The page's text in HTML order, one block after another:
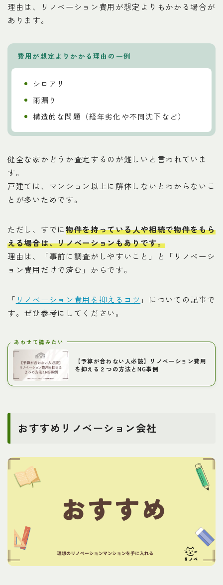
理由は、リノベーション費用が想定よりもかかる場合が
あります。
費用が想定よりかかる理由の一例
シロアリ
雨漏り
構造的な問題（経年劣化や不同沈下など）
健全な家かどうか査定するのが難しいと言われていま
す。
戸建ては、マンション以上に解体しないとわからないこ
とが多いためです。
ただし、すでに物件を持っている人や相続で物件をもら
える場合は、リノベーションもありです。
理由は、「事前に調査がしやすいこと」と「リノベーシ
ョン費用だけで済む」からです。
「 リノベーション費用を抑えるコツ 」についての記事で
す。ぜひ参考にしてください。
あわせて読みたい
【予算が合わない人必読】リノベーション費用
を抑える２つの方法とNG事例
おすすめリノベーション会社